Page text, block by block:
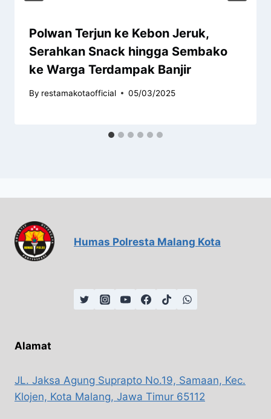
Polwan Terjun ke Kebon Jeruk,
Serahkan Snack hingga Sembako
ke Warga Terdampak Banjir
By restamakotaofficial 05/03/2025
Humas Polresta Malang Kota
Alamat
JL. Jaksa Agung Suprapto No.19, Samaan, Kec.
Klojen, Kota Malang, Jawa Timur 65112